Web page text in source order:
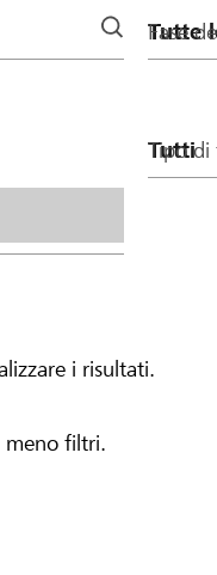
Fase
Tipo di
i risultati.
meno filtri.